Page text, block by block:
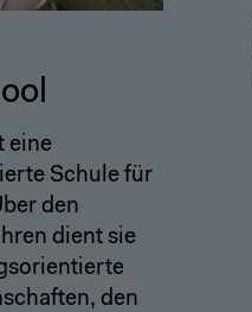
eine
Schule für
den
dient sie
den